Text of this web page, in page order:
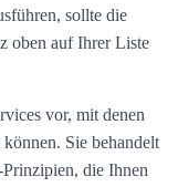
sollte die
oben auf Ihrer Liste
vor, mit denen
Sie behandelt
die Ihnen